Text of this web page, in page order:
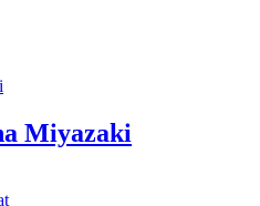
Miyazaki